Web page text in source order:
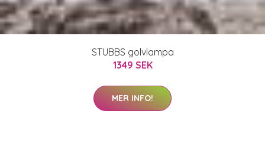
STUBBS golvlampa
1349 SEK
MER INFO!